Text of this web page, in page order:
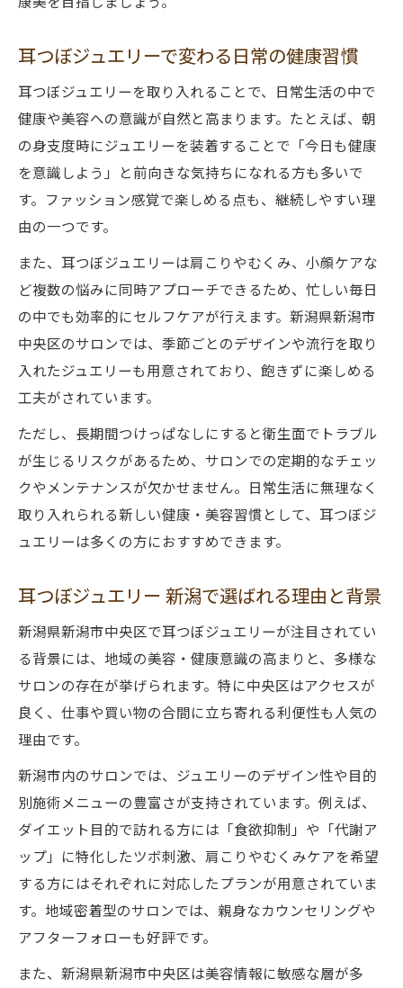
ダイエットと両立できる耳つぼジュエリー
新潟で耳つぼジュエリー利用者が増える背
景
耳つぼジュエリー 継続のコツとポイント
耳つぼジュエリーの手軽さが支持される理
由
耳つぼジュエリーで変わる日常の健康習慣
耳つぼジュエリーを取り入れることで、日常生活の中で
健康や美容への意識が自然と高まります。たとえば、朝
の身支度時にジュエリーを装着することで「今日も健康
を意識しよう」と前向きな気持ちになれる方も多いで
す。ファッション感覚で楽しめる点も、継続しやすい理
由の一つです。
また、耳つぼジュエリーは肩こりやむくみ、小顔ケアな
ど複数の悩みに同時アプローチできるため、忙しい毎日
の中でも効率的にセルフケアが行えます。新潟県新潟市
中央区のサロンでは、季節ごとのデザインや流行を取り
入れたジュエリーも用意されており、飽きずに楽しめる
工夫がされています。
ただし、長期間つけっぱなしにすると衛生面でトラブル
が生じるリスクがあるため、サロンでの定期的なチェッ
クやメンテナンスが欠かせません。日常生活に無理なく
取り入れられる新しい健康・美容習慣として、耳つぼジ
ュエリーは多くの方におすすめできます。
耳つぼジュエリー 新潟で選ばれる理由と背景
新潟県新潟市中央区で耳つぼジュエリーが注目されてい
る背景には、地域の美容・健康意識の高まりと、多様な
サロンの存在が挙げられます。特に中央区はアクセスが
良く、仕事や買い物の合間に立ち寄れる利便性も人気の
理由です。
新潟市内のサロンでは、ジュエリーのデザイン性や目的
別施術メニューの豊富さが支持されています。例えば、
ダイエット目的で訪れる方には「食欲抑制」や「代謝ア
ップ」に特化したツボ刺激、肩こりやむくみケアを希望
する方にはそれぞれに対応したプランが用意されていま
す。地域密着型のサロンでは、親身なカウンセリングや
アフターフォローも好評です。
また、新潟県新潟市中央区は美容情報に敏感な層が多